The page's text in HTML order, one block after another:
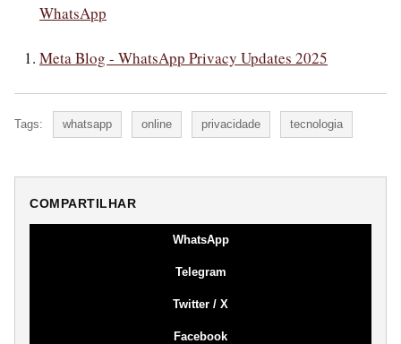
WhatsApp
Meta Blog - WhatsApp Privacy Updates 2025
Tags: whatsapp online privacidade tecnologia
COMPARTILHAR
WhatsApp
Telegram
Twitter / X
Facebook